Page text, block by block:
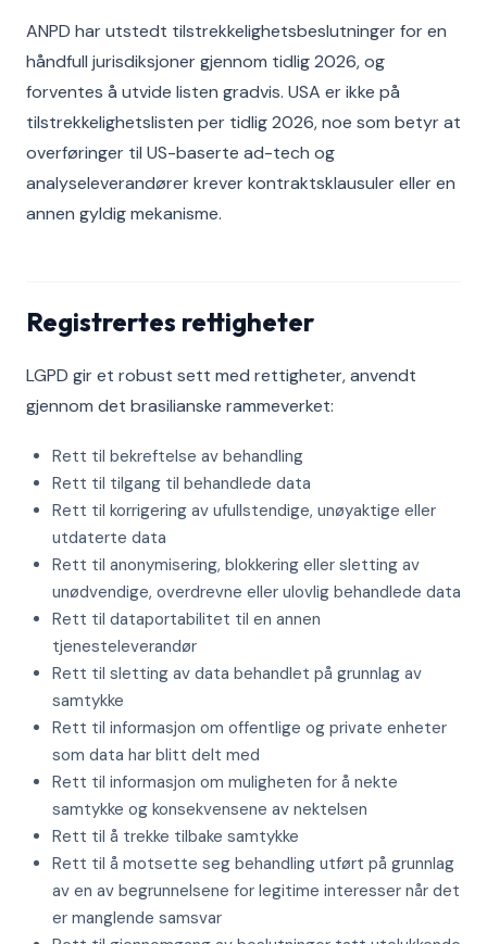
ANPD har utstedt tilstrekkelighetsbeslutninger for en
håndfull jurisdiksjoner gjennom tidlig 2026, og
forventes å utvide listen gradvis. USA er ikke på
tilstrekkelighetslisten per tidlig 2026, noe som betyr at
overføringer til US-baserte ad-tech og
analyseleverandører krever kontraktsklausuler eller en
annen gyldig mekanisme.
Registrertes rettigheter
LGPD gir et robust sett med rettigheter, anvendt
gjennom det brasilianske rammeverket:
Rett til bekreftelse av behandling
Rett til tilgang til behandlede data
Rett til korrigering av ufullstendige, unøyaktige eller
utdaterte data
Rett til anonymisering, blokkering eller sletting av
unødvendige, overdrevne eller ulovlig behandlede data
Rett til dataportabilitet til en annen
tjenesteleverandør
Rett til sletting av data behandlet på grunnlag av
samtykke
Rett til informasjon om offentlige og private enheter
som data har blitt delt med
Rett til informasjon om muligheten for å nekte
samtykke og konsekvensene av nektelsen
Rett til å trekke tilbake samtykke
Rett til å motsette seg behandling utført på grunnlag
av en av begrunnelsene for legitime interesser når det
er manglende samsvar